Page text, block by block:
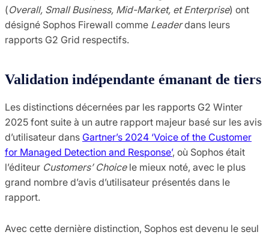
(Overall, Small Business, Mid-Market, et Enterprise) ont
désigné Sophos Firewall comme Leaderdans leurs
rapports G2 Grid respectifs.
Validation indépendante émanant de tiers
Les distinctions décernées par les rapports G2 Winter
2025 font suite à un autre rapport majeur basé sur les avis
d’utilisateur dans Gartner’s 2024 ‘Voice of the Customer
for Managed Detection and Response’, où Sophos était
l’éditeur Customers’ Choicele mieux noté, avec le plus
grand nombre d’avis d’utilisateur présentés dans le
rapport.
Avec cette dernière distinction, Sophos est devenu le seul